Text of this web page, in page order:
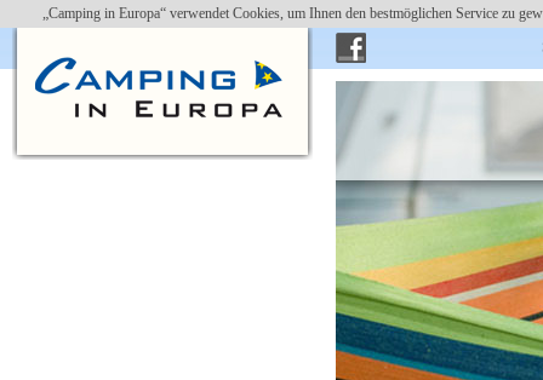
„Camping in Europa“ verwendet Cookies, um Ihnen den bestmöglichen Service zu